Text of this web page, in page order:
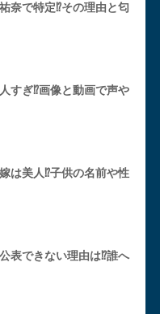
奈で特定⁉︎その理由と匂
すぎ⁉︎画像と動画で声や
は美人⁉︎子供の名前や性
表できない理由は⁉︎誰へ